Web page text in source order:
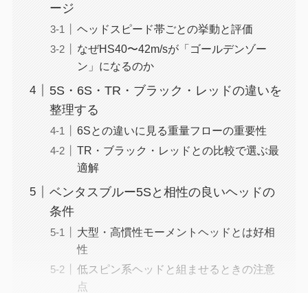
ージ
ヘッドスピード帯ごとの挙動と評価
なぜHS40〜42m/sが「ゴールデンゾー
ン」になるのか
5S・6S・TR・ブラック・レッドの違いを
整理する
6Sとの違いに見る重量フローの重要性
TR・ブラック・レッドとの比較で選ぶ最
適解
ベンタスブルー5Sと相性の良いヘッドの
条件
大型・高慣性モーメントヘッドとは好相
性
低スピン系ヘッドと組ませるときの注意
点